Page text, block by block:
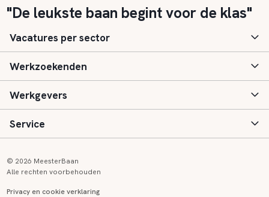
"De leukste baan begint voor de klas"
Vacatures per sector
Basisonderwijs
Speciaal (basis) onderwijs
Voortgezet onderwijs
Werkzoekenden
Aanmelden
Vacatures
Werkgevers
Inloggen
Service
© 2026 MeesterBaan
Alle rechten voorbehouden
Privacy en cookie verklaring